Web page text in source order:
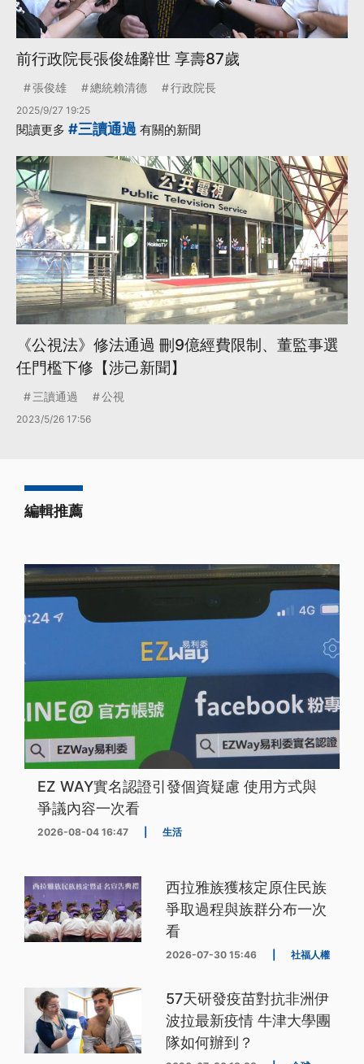
前行政院長張俊雄辭世 享壽87歲
張俊雄 總統賴清德 行政院長
2025/9/27 19:25
閱讀更多 #三讀通過 有關的新聞
《公視法》修法通過 刪9億經費限制、董監事選
任門檻下修【涉己新聞】
三讀通過 公視
2023/5/26 17:56
編輯推薦
EZ WAY實名認證引發個資疑慮 使用方式與
爭議內容一次看
2026-08-04 16:47 生活
西拉雅族獲核定原住民族
爭取過程與族群分布一次
看
2026-07-30 15:46 社福人權
57天研發疫苗對抗非洲伊
波拉最新疫情 牛津大學團
隊如何辦到？